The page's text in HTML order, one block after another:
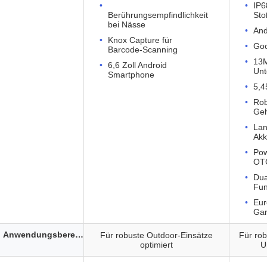
Berührungsempfindlichkeit
bei Nässe
Knox Capture für
Barcode-Scanning
6,6 Zoll Android
Smartphone
Für robuste Outdoor-Einsätze
optimiert
Für
Anwendungsbereich